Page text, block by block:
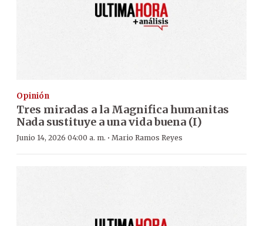
Opinión
Tres miradas a la Magnifica humanitas
Nada sustituye a una vida buena (I)
Junio 14, 2026 04:00 a. m. · Mario Ramos Reyes